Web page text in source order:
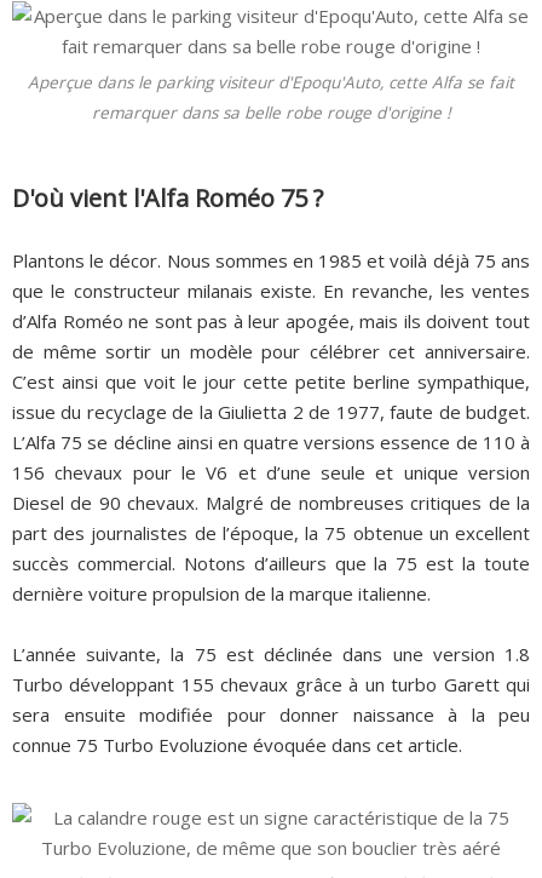
Aperçue dans le parking visiteur d'Epoqu'Auto, cette Alfa se fait
remarquer dans sa belle robe rouge d'origine !
D'où vient l'Alfa Roméo 75 ?
Plantons le décor. Nous sommes en 1985 et voilà déjà 75 ans
que le constructeur milanais existe. En revanche, les ventes
d’Alfa Roméo ne sont pas à leur apogée, mais ils doivent tout
de même sortir un modèle pour célébrer cet anniversaire.
C’est ainsi que voit le jour cette petite berline sympathique,
issue du recyclage de la Giulietta 2 de 1977, faute de budget.
L’Alfa 75 se décline ainsi en quatre versions essence de 110 à
156 chevaux pour le V6 et d’une seule et unique version
Diesel de 90 chevaux. Malgré de nombreuses critiques de la
part des journalistes de l’époque, la 75 obtenue un excellent
succès commercial. Notons d’ailleurs que la 75 est la toute
dernière voiture propulsion de la marque italienne.
L’année suivante, la 75 est déclinée dans une version 1.8
Turbo développant 155 chevaux grâce à un turbo Garett qui
sera ensuite modifiée pour donner naissance à la peu
connue 75 Turbo Evoluzione évoquée dans cet article.